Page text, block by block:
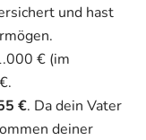
und hast
€ (im
€. Da dein Vater
deiner